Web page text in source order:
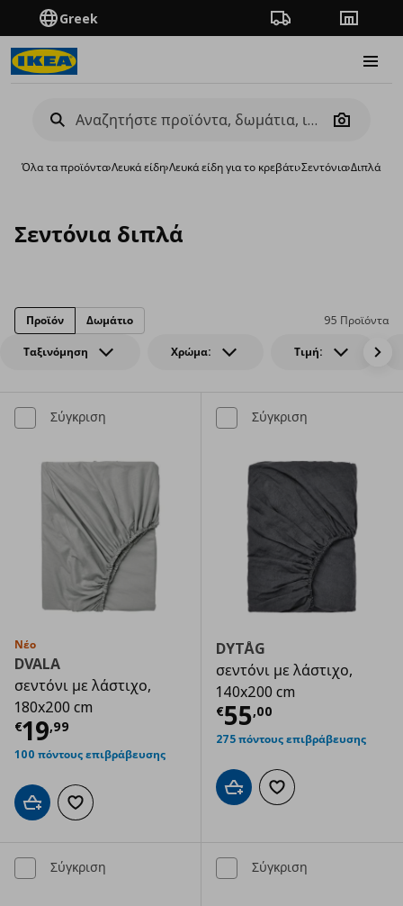
Greek Πορεία παραγγελίας
Camera
Όλα τα προϊόντα›Λευκά είδη›Λευκά είδη για το κρεβάτι›Σεντόνια›Διπλά
Σεντόνια διπλά
Ταξινόμηση Χρώμα: Τιμή:
95 Προϊόντα
Προϊόν Δωμάτιο
Σύγκριση
Νέο
DVALA
σεντόνι με λάστιχο,
180x200 cm
€19,99
Τρέχουσα τιμή € 19,99
100 πόντους επιβράβευσης
Προσθήκη στο καλάθι
Προσθήκη στα αγαπημένα
Σύγκριση
DYTÅG
σεντόνι με λάστιχο,
140x200 cm
€55,00
Τρέχουσα
275 πόντους επιβράβευσης
Προσθήκη στο καλάθι
Προσθήκη στα
Σύγκριση Σύγκριση